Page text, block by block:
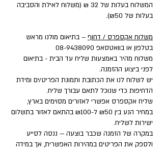
המשלוח בעלות של 32 ₪ (משלוח לאילת והסביבה
בעלות של ₪50).
משלוח אקספרס / דחוף – בתיאום מולנו מראש
בטלפון או בוואטסאפ 08-9438090
משלוח מהיר באמצעות שליח עד הבית - בתיאום
לפני ביצוע ההזמנה.
יש לשלוח לנו את הכתובת ותמונת הפריט/ים ומידת
הדחיפות כדי שנוכל לתאם עבורך שליח.
שליח אקספרס אפשרי לאזורים מסוימים בארץ,
במחיר הנע בין ₪50 ל-₪100 בהתאם לאזור בתשלום
ישירות לשליח.
במקרה של הזמנה שכבר בוצעה — ננסה לסייע
ולספק את הפריטים במהירות האפשרית, אך במידה